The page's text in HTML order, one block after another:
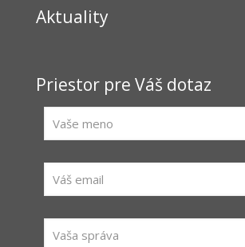
Aktuality
Priestor pre Váš dotaz